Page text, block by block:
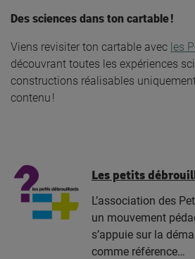
Des sciences dans ton cartable !
Viens revisiter ton cartable avec les
découvrant toutes les expériences
constructions réalisables
contenu !
Les petits
L’association des
un mouvement
s’appuie sur la
comme référence…